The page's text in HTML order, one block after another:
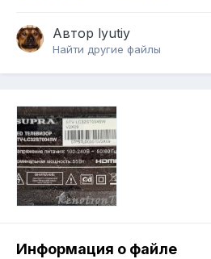
Автор lyutiy
Найти другие файлы
Информация о файле